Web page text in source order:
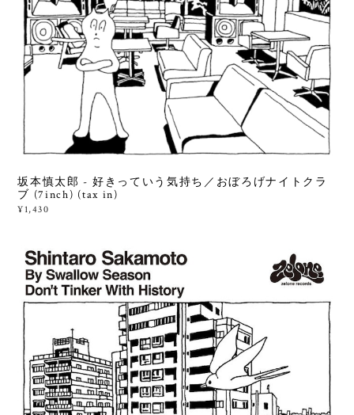
坂本慎太郎 - 好きっていう気持ち／おぼろげナイトクラ
ブ (7inch) (tax in)
¥1,430